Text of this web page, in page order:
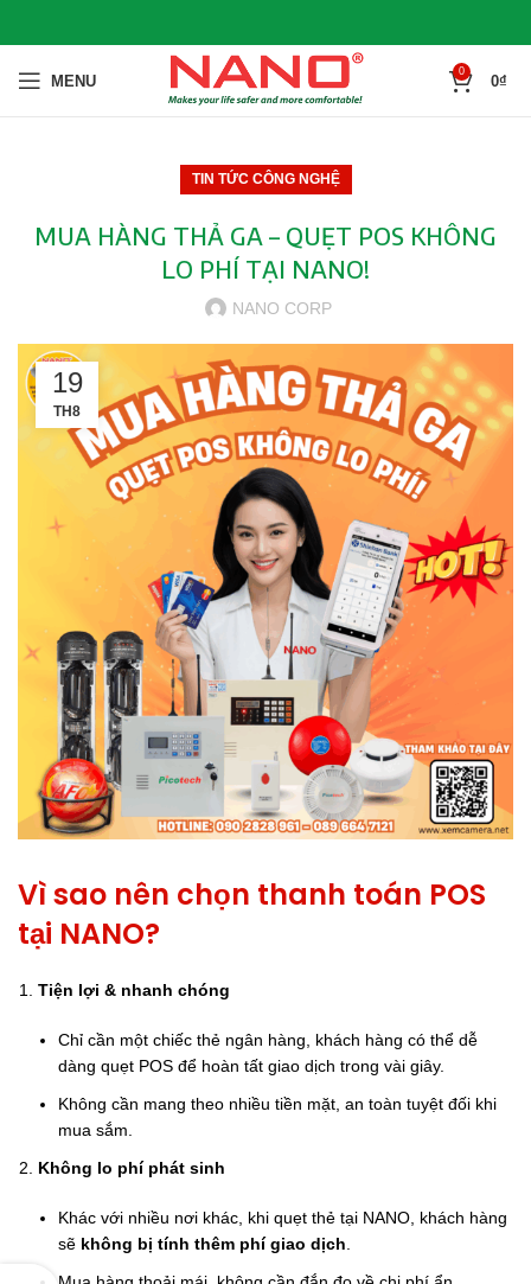
MENU
0
0₫
TIN TỨC CÔNG NGHỆ
MUA HÀNG THẢ GA – QUẸT POS KHÔNG
LO PHÍ TẠI NANO!
NANO CORP
19
TH8
Vì sao nên chọn thanh toán POS
tại NANO?
Tiện lợi & nhanh chóng
Chỉ cần một chiếc thẻ ngân hàng, khách hàng có thể dễ
dàng quẹt POS để hoàn tất giao dịch trong vài giây.
Không cần mang theo nhiều tiền mặt, an toàn tuyệt đối khi
mua sắm.
Không lo phí phát sinh
Khác với nhiều nơi khác, khi quẹt thẻ tại NANO, khách hàng
sẽ không bị tính thêm phí giao dịch